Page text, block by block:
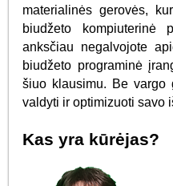
materialinės gerovės,
biudžeto kompiuterinė
anksčiau negalvojote
biudžeto programinė
šiuo klausimu. Be vargo
valdyti ir optimizuoti savo
Kas yra kūrėjas?